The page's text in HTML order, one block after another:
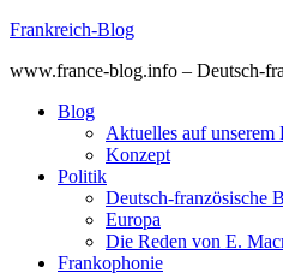
Skip
content
Frankreich-Blog
www.france-blog.info – Deutsch-
Blog
Aktuelles auf unserem
Konzept
Politik
Deutsch-französische
Europa
Die Reden von E.
Frankophonie